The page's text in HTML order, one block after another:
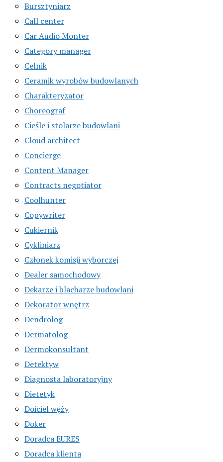
Bursztyniarz
Call center
Car Audio Monter
Category manager
Celnik
Ceramik wyrobów budowlanych
Charakteryzator
Choreograf
Cieśle i stolarze budowlani
Cloud architect
Concierge
Content Manager
Contracts negotiator
Coolhunter
Copywriter
Cukiernik
Cykliniarz
Członek komisji wyborczej
Dealer samochodowy
Dekarze i blacharze budowlani
Dekorator wnętrz
Dendrolog
Dermatolog
Dermokonsultant
Detektyw
Diagnosta laboratoryjny
Dietetyk
Doiciel węży
Doker
Doradca EURES
Doradca klienta